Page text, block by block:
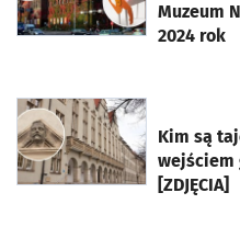
Muzeum
2024 rok
Kim są
wejściem
[ZDJĘCIA]
otworzy się w nowej karcie